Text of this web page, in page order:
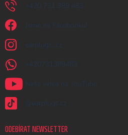
+420 731 389 483
Jsme na Facebooku!
earplugs_cz
+420731389483
Naše videa na YouTube
@earplugs.cz
ODEBÍRAT NEWSLETTER